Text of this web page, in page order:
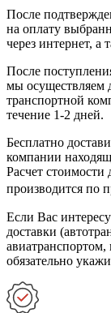
После
на оплату
через интернет, а
После
мы осуществляем
транспортной
течение 1-2 дней.
Бесплатно
компании
Расчет стоимости
производится по
Если Вас
доставки
обязательно